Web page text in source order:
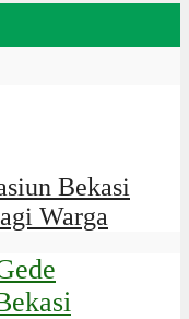
Bekasi
Warga